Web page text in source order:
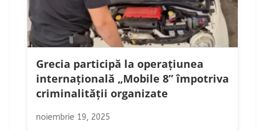
Grecia participă la operațiunea
internațională „Mobile 8” împotriva
criminalității organizate
noiembrie 19, 2025